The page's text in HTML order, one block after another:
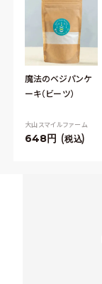
魔法のベジパンケ
ーキ（ビーツ）
大山スマイルファーム
648 税込